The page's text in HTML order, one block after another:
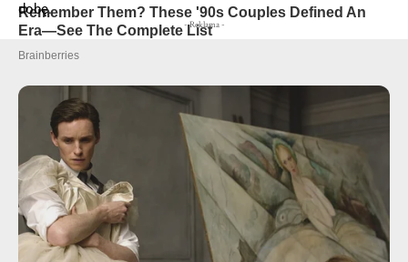
dobę.
- Reklama -